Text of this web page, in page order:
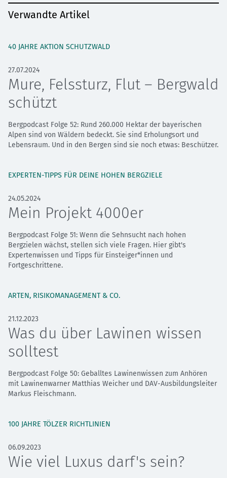
Verwandte Artikel
40 JAHRE AKTION SCHUTZWALD
27.07.2024
Mure, Felssturz, Flut – Bergwald
schützt
Bergpodcast Folge 52: Rund 260.000 Hektar der bayerischen
Alpen sind von Wäldern bedeckt. Sie sind Erholungsort und
Lebensraum. Und in den Bergen sind sie noch etwas: Beschützer.
EXPERTEN-TIPPS FÜR DEINE HOHEN BERGZIELE
24.05.2024
Mein Projekt 4000er
Bergpodcast Folge 51: Wenn die Sehnsucht nach hohen
Bergzielen wächst, stellen sich viele Fragen. Hier gibt's
Expertenwissen und Tipps für Einsteiger*innen und
Fortgeschrittene.
ARTEN, RISIKOMANAGEMENT & CO.
21.12.2023
Was du über Lawinen wissen
solltest
Bergpodcast Folge 50: Geballtes Lawinenwissen zum Anhören
mit Lawinenwarner Matthias Weicher und DAV-Ausbildungsleiter
Markus Fleischmann.
100 JAHRE TÖLZER RICHTLINIEN
06.09.2023
Wie viel Luxus darf's sein?